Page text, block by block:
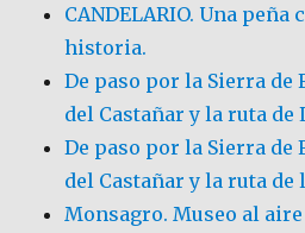
CANDELARIO. Una peña
historia.
De paso por la Sierra de
del Castañar y la ruta de
De paso por la Sierra de
del Castañar y la ruta de
Monsagro. Museo al